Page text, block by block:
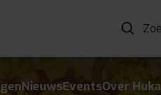
NieuwsEventsOver Huka